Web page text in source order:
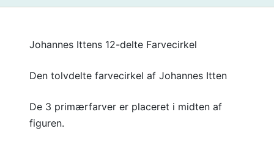
Johannes Ittens 12-delte Farvecirkel
Den tolvdelte farvecirkel af Johannes Itten
De 3 primærfarver er placeret i midten af
figuren.